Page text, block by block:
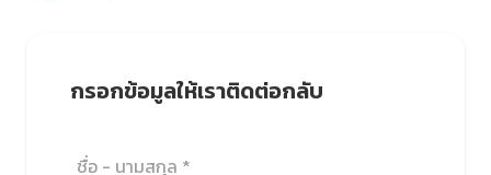
กรอกข้อมูลให้เราติดต่อกลับ